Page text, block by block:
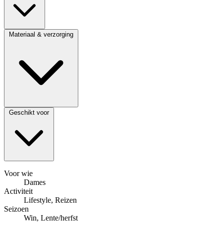
Materiaal & verzorging
Geschikt voor
Voor wie
Dames
Activiteit
Lifestyle, Reizen
Seizoen
Win, Lente/herfst